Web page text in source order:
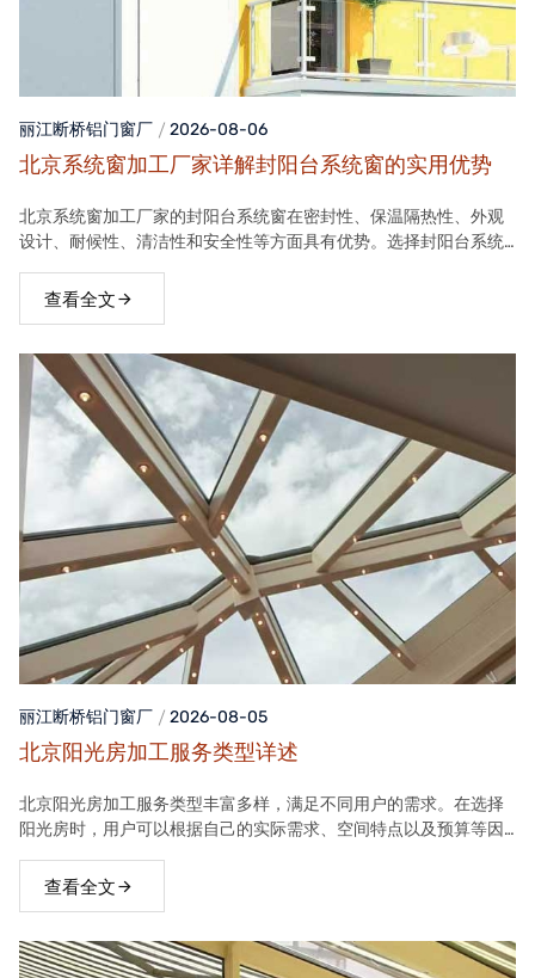
丽江断桥铝门窗厂 2026-08-06
北京系统窗加工厂家详解封阳台系统窗的实用优势
北京系统窗加工厂家的封阳台系统窗在密封性、保温隔热性、外观
设计、耐候性、清洁性和安全性等方面具有优势。选择封阳台系统
体验。
查看全文
丽江断桥铝门窗厂 2026-08-05
北京阳光房加工服务类型详述
北京阳光房加工服务类型丰富多样，满足不同用户的需求。在选择
阳光房时，用户可以根据自己的实际需求、空间特点以及预算等因
查看全文